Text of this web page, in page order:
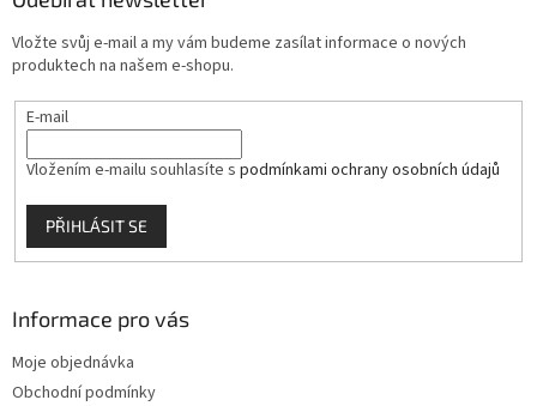
Vložte svůj e-mail a my vám budeme zasílat informace o nových
produktech na našem e-shopu.
E-mail
Vložením e-mailu souhlasíte s podmínkami ochrany osobních údajů
PŘIHLÁSIT SE
Informace pro vás
Moje objednávka
Obchodní podmínky